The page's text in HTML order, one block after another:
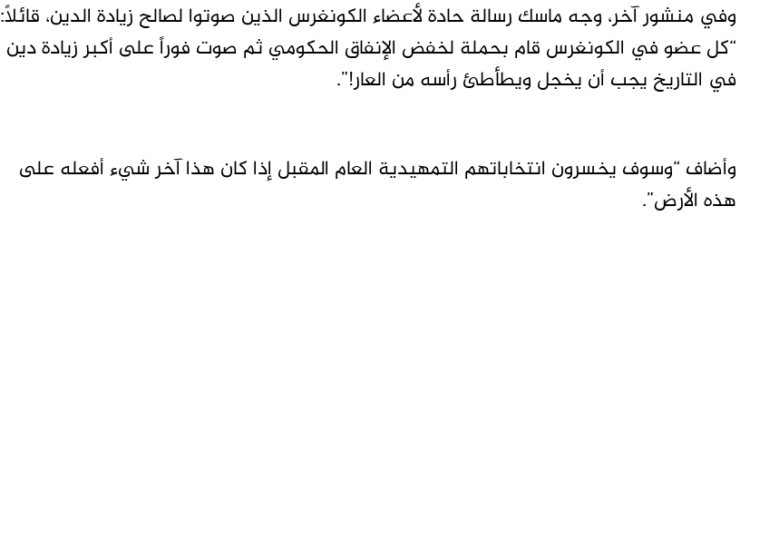
وفي منشور آخر، وجه ماسك رسالة حادة لأعضاء الكونغرس الذين صوتوا لصالح زيادة الدين، قائلاً:
“كل عضو في الكونغرس قام بحملة لخفض الإنفاق الحكومي ثم صوت فوراً على أكبر زيادة دين
في التاريخ يجب أن يخجل ويطأطئ رأسه من العار!”.
وأضاف “وسوف يخسرون انتخاباتهم التمهيدية العام المقبل إذا كان هذا آخر شيء أفعله على
هذه الأرض”.